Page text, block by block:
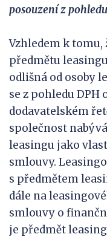
posouzení z
Vzhledem k tomu,
předmětu
odlišná od osoby
se z pohledu DPH
dodavatelském
společnost
leasingu jako
smlouvy.
s předmětem
dále na
smlouvy o
je předmět